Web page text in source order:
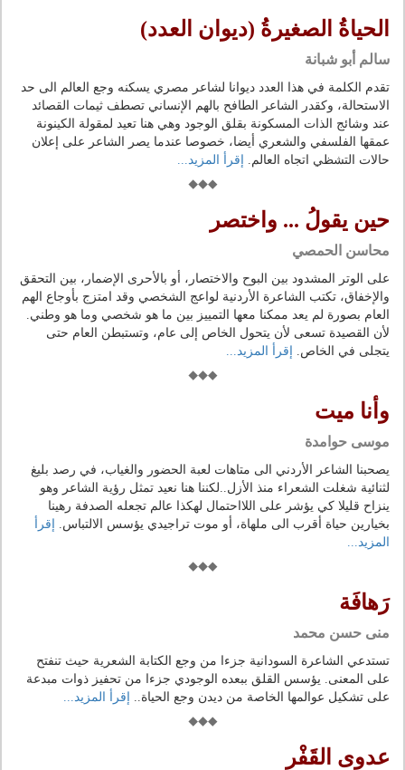
الحياةُ الصغيرةُ (ديوان العدد)
سالم أبو شبانة
تقدم الكلمة في هذا العدد ديوانا لشاعر مصري يسكنه وجع العالم الى حد
الاستحالة، وكقدر الشاعر الطافح بالهم الإنساني تصطف ثيمات القصائد
عند وشائج الذات المسكونة بقلق الوجود وهي هنا تعيد لمقولة الكينونة
عمقها الفلسفي والشعري أيضا، خصوصا عندما يصر الشاعر على إعلان
حالات التشظي اتجاه العالم.
إقرأ المزيد...
حين يقولُ ... واختصر
محاسن الحمصي
على الوتر المشدود بين البوح والاختصار، أو بالأحرى الإضمار، بين التحقق
والإخفاق، تكتب الشاعرة الأردنية لواعج الشخصي وقد امتزج بأوجاع الهم
العام بصورة لم يعد ممكنا معها التمييز بين ما هو شخصي وما هو وطني.
لأن القصيدة تسعى لأن يتحول الخاص إلى عام، وتستبطن العام حتى
يتجلى في الخاص.
إقرأ المزيد...
وأنا ميت
موسى حوامدة
يصحبنا الشاعر الأردني الى متاهات لعبة الحضور والغياب، في رصد بليغ
لثنائية شغلت الشعراء منذ الأزل..لكننا هنا نعيد تمثل رؤية الشاعر وهو
ينزاح قليلا كي يؤشر على اللااحتمال لهكذا عالم تجعله الصدفة رهينا
بخيارين حياة أقرب الى ملهاة، أو موت تراجيدي يؤسس الالتباس.
إقرأ
المزيد...
رَهافَة
منى حسن محمد
تستدعي الشاعرة السودانية جزءا من وجع الكتابة الشعرية حيث تنفتح
على المعنى. يؤسس القلق ببعده الوجودي جزءا من تحفيز ذوات مبدعة
على تشكيل عوالمها الخاصة من ديدن وجع الحياة..
إقرأ المزيد...
عدوى القَفْر